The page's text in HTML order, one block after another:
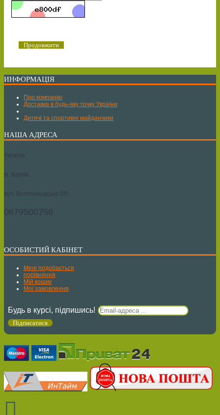
Продовжити
ИНФОРМАЦІЯ
Про компанію
Доставка в будь-яку точку України
Дитячі та спортивні майданчики
НАША АДРЕСА
Україна
м. Харків,
вул. Велозаводська 2/5
0679500756
ОСОБИСТИЙ КАБІНЕТ
Мені подобається
порівняння
Мій кошик
Мої замовлення
Будь в курсі, підпишись!
Підписатися